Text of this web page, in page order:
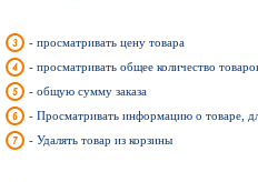
- просматривать цену товара
- просматривать общее количество
- общую сумму заказа
- Просматривать информацию о товаре,
- Удалять товар из корзины